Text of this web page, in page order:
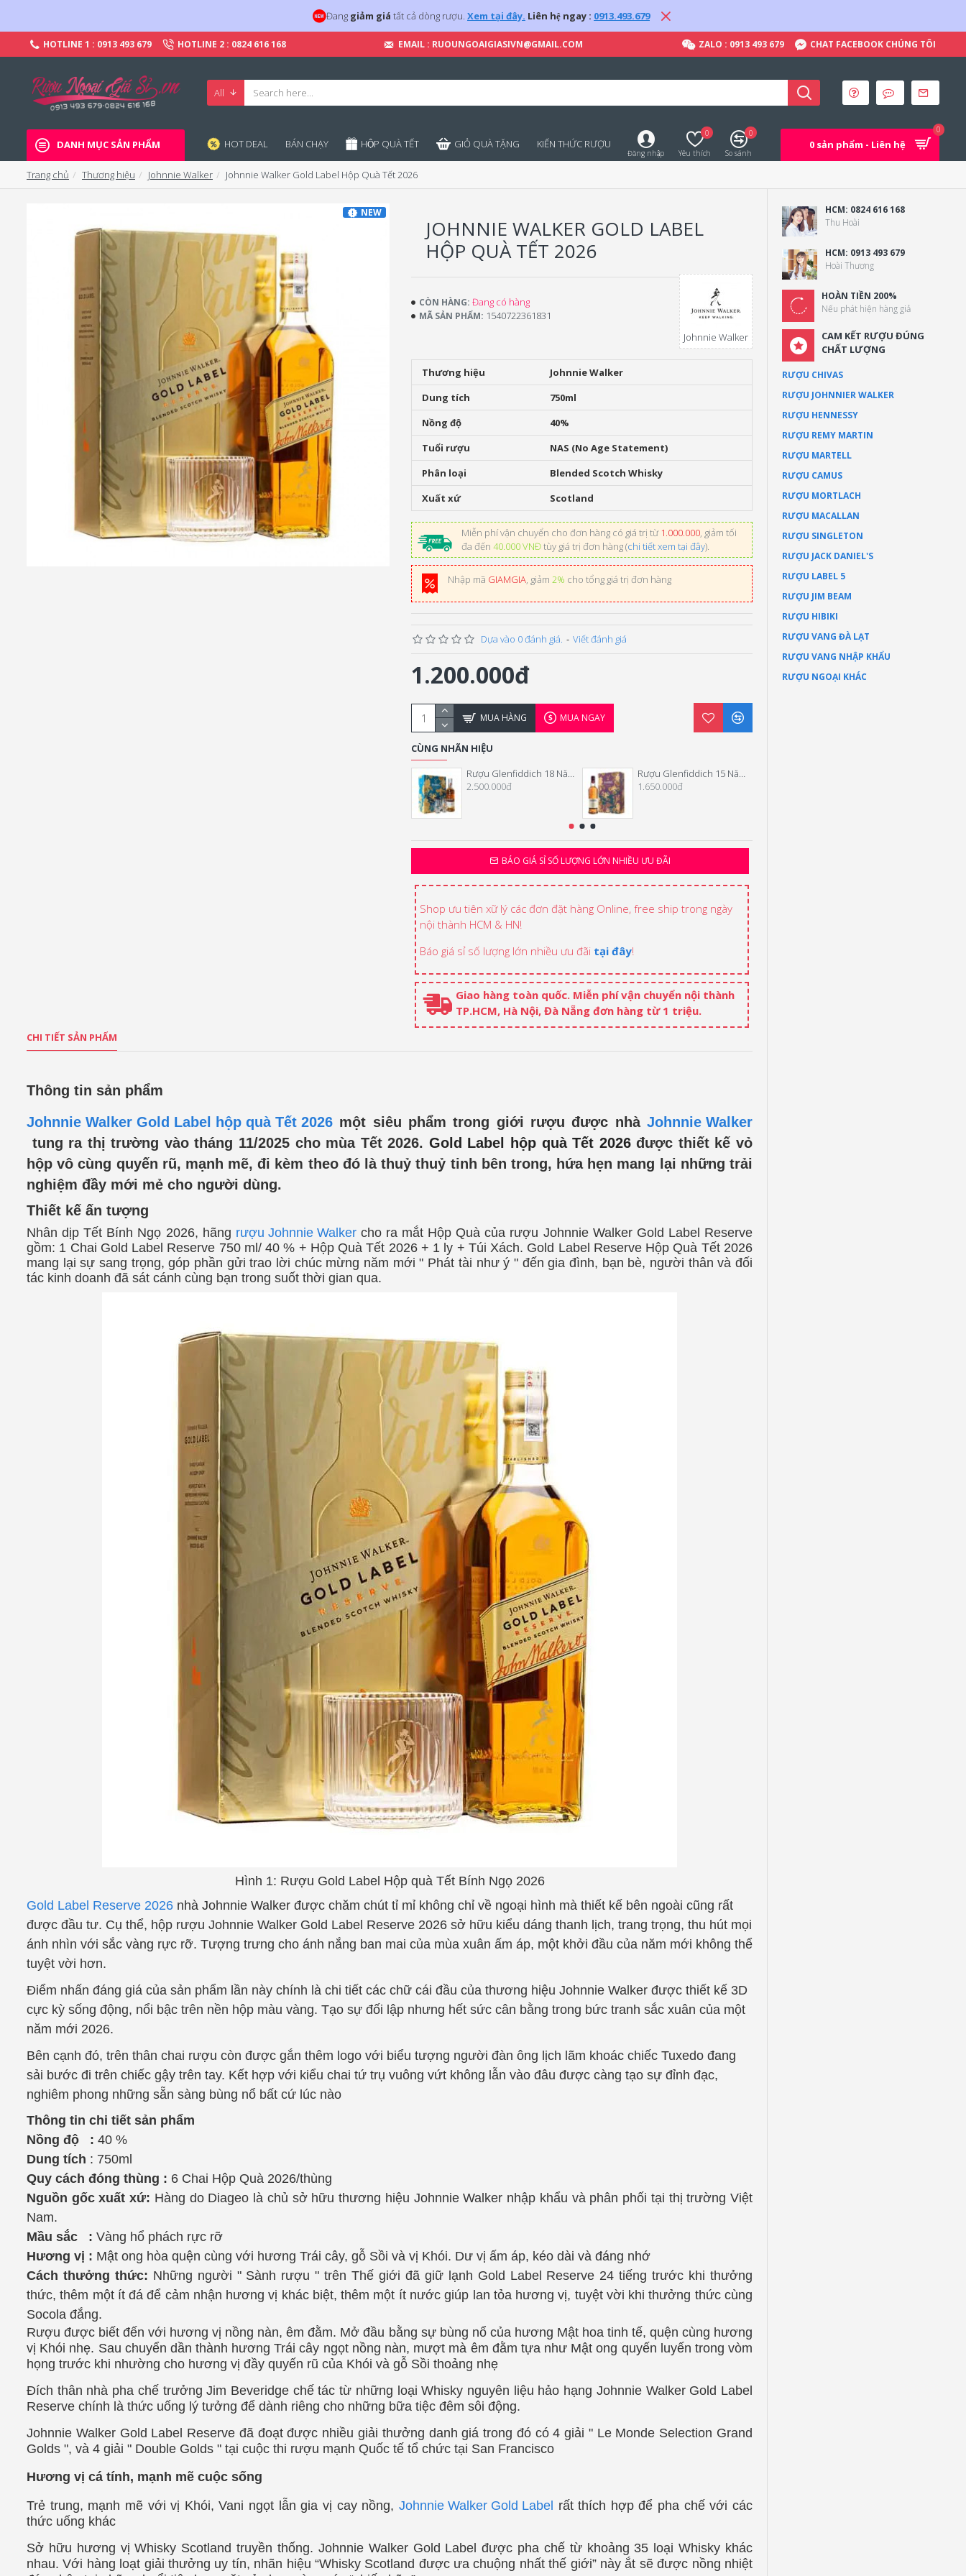
Đang giảm giá tất cả dòng rượu. Xem tại đây. Liên hệ ngay : 0913.493.679
HOTLINE 1 : 0913 493 679 HOTLINE 2 : 0824 616 168 EMAIL : RUOUNGOAIGIASIVN@GMAIL.COM ZALO : 0913 493 679 CHAT FACEBOOK CHÚNG TÔI
All
DANH MỤC SẢN PHẨM HOT DEAL BÁN CHẠY HỘP QUÀ TẾT GIỎ QUÀ TẶNG KIẾN THỨC RƯỢU
Đăng nhập Yêu thích
0
So sánh
0
0 sản phẩm - Liên hệ
0
Trang chủ Thương hiệu Johnnie Walker Johnnie Walker Gold Label Hộp Quà Tết 2026
NEW
JOHNNIE WALKER GOLD LABEL
HỘP QUÀ TẾT 2026
Thương hiệu
Johnnie Walker
Dung tích
750ml
Nồng độ
40%
Tuổi rượu
NAS (No Age Statement)
Phân loại
Blended Scotch Whisky
Xuất xứ
Scotland
Miễn phí vận chuyển cho đơn hàng có giá trị từ 1.000.000, giảm tối
đa đến 40.000 VNĐtùy giá trị đơn hàng (chi tiết xem tại đây).
Nhập mã GIAMGIA, giảm 2% cho tổng giá trị đơn hàng
CÒN HÀNG: Đang có hàng
MÃ SẢN PHẨM: 1540722361831
Johnnie Walker
Dựa vào 0 đánh giá. - Viết đánh giá
1.200.000đ
MUA HÀNG MUA NGAY
BÁO GIÁ SỈ SỐ LƯỢNG LỚN NHIỀU ƯU ĐÃI
CÙNG NHÃN HIỆU
Rượu Glenfiddich 18 Năm Hộp Quà Tết 2026
2.500.000đ
Rượu Glenfiddich 15 Năm Hộp Quà Tết 2026
1.650.000đ
Shop ưu tiên xữ lý các đơn đặt hàng Online, free ship trong ngày
nội thành HCM & HN!
Báo giá sỉ số lượng lớn nhiều ưu đãi tại đây!
Giao hàng toàn quốc. Miễn phí vận chuyển nội thành
TP.HCM, Hà Nội, Đà Nẵng đơn hàng từ 1 triệu.
CHI TIẾT SẢN PHẨM
Thông tin sản phẩm
Johnnie Walker Gold Label hộp quà Tết 2026 một siêu phẩm trong giới rượu được nhàJohnnie Walker
tung ra thị trường vào tháng 11/2025 cho mùa Tết 2026. Gold Label hộp quà Tết 2026được thiết kế vỏ
hộp vô cùng quyến rũ, mạnh mẽ, đi kèm theo đó là thuỷ thuỷ tinh bên trong, hứa hẹn mang lại những trải
nghiệm đầy mới mẻ cho người dùng.
Thiết kế ấn tượng
Nhân dịp Tết Bính Ngọ 2026, hãng rượu Johnnie Walkercho ra mắt Hộp Quà của rượu Johnnie Walker Gold Label Reserve
gồm: 1 Chai Gold Label Reserve 750 ml/ 40 % + Hộp Quà Tết 2026 + 1 ly + Túi Xách. Gold Label Reserve Hộp Quà Tết 2026
mang lại sự sang trọng, góp phần gửi trao lời chúc mừng năm mới " Phát tài như ý " đến gia đình, bạn bè, người thân và đối
tác kinh doanh đã sát cánh cùng bạn trong suốt thời gian qua.
Hình 1: Rượu Gold Label Hộp quà Tết Bính Ngọ 2026
Gold Label Reserve 2026 nhà Johnnie Walker được chăm chút tỉ mỉ không chỉ về ngoại hình mà thiết kế bên ngoài cũng rất
được đầu tư. Cụ thể, hộp rượu Johnnie Walker Gold Label Reserve 2026 sở hữu kiểu dáng thanh lịch, trang trọng, thu hút mọi
ánh nhìn với sắc vàng rực rỡ. Tượng trưng cho ánh nắng ban mai của mùa xuân ấm áp, một khởi đầu của năm mới không thể
tuyệt vời hơn.
Điểm nhấn đáng giá của sản phẩm lần này chính là chi tiết các chữ cái đầu của thương hiệu Johnnie Walker được thiết kế 3D
cực kỳ sống động, nổi bậc trên nền hộp màu vàng. Tạo sự đối lập nhưng hết sức cân bằng trong bức tranh sắc xuân của một
năm mới 2026.
Bên cạnh đó, trên thân chai rượu còn được gắn thêm logo với biểu tượng người đàn ông lịch lãm khoác chiếc Tuxedo đang
sải bước đi trên chiếc gậy trên tay. Kết hợp với kiểu chai tứ trụ vuông vứt không lẫn vào đâu được càng tạo sự đỉnh đạc,
nghiêm phong những sẵn sàng bùng nổ bất cứ lúc nào
Thông tin chi tiết sản phẩm
Nồng độ : 40 %
Dung tích : 750ml
Quy cách đóng thùng : 6 Chai Hộp Quà 2026/thùng
Nguồn gốc xuất xứ: Hàng do Diageo là chủ sở hữu thương hiệu Johnnie Walker nhập khẩu và phân phối tại thị trường Việt
Nam.
Mầu sắc : Vàng hổ phách rực rỡ
Hương vị : Mật ong hòa quện cùng với hương Trái cây, gỗ Sồi và vị Khói. Dư vị ấm áp, kéo dài và đáng nhớ
Cách thưởng thức: Những người " Sành rượu " trên Thế giới đã giữ lạnh Gold Label Reserve 24 tiếng trước khi thưởng
thức, thêm một ít đá để cảm nhận hương vị khác biệt, thêm một ít nước giúp lan tỏa hương vị, tuyệt vời khi thưởng thức cùng
Socola đắng.
Rượu được biết đến với hương vị nồng nàn, êm đằm. Mở đầu bằng sự bùng nổ của hương Mật hoa tinh tế, quện cùng hương
vị Khói nhẹ. Sau chuyển dần thành hương Trái cây ngọt nồng nàn, mượt mà êm đằm tựa như Mật ong quyến luyến trong vòm
họng trước khi nhường cho hương vị đầy quyến rũ của Khói và gỗ Sồi thoảng nhẹ
Đích thân nhà pha chế trưởng Jim Beveridge chế tác từ những loại Whisky nguyên liệu hảo hạng Johnnie Walker Gold Label
Reserve chính là thức uống lý tưởng để dành riêng cho những bữa tiệc đêm sôi động.
Johnnie Walker Gold Label Reserve đã đoạt được nhiều giải thưởng danh giá trong đó có 4 giải " Le Monde Selection Grand
Golds ", và 4 giải " Double Golds " tại cuộc thi rượu mạnh Quốc tế tổ chức tại San Francisco
Hương vị cá tính, mạnh mẽ cuộc sống
Trẻ trung, mạnh mẽ với vị Khói, Vani ngọt lẫn gia vị cay nồng, Johnnie Walker Gold Label rất thích hợp để pha chế với các
thức uống khác
Sở hữu hương vị Whisky Scotland truyền thống. Johnnie Walker Gold Label được pha chế từ khoảng 35 loại Whisky khác
nhau. Với hàng loạt giải thưởng uy tín, nhãn hiệu “Whisky Scotland được ưa chuộng nhất thế giới” này ắt sẽ được nồng nhiệt
HCM: 0824 616 168
Thu Hoài
HCM: 0913 493 679
Hoài Thương
HOÀN TIỀN 200%
Nếu phát hiện hàng giả
CAM KẾT RƯỢU ĐÚNG
CHẤT LƯỢNG
RƯỢU CHIVAS
RƯỢU JOHNNIER WALKER
RƯỢU HENNESSY
RƯỢU REMY MARTIN
RƯỢU MARTELL
RƯỢU CAMUS
RƯỢU MORTLACH
RƯỢU MACALLAN
RƯỢU SINGLETON
RƯỢU JACK DANIEL'S
RƯỢU LABEL 5
RƯỢU JIM BEAM
RƯỢU HIBIKI
RƯỢU VANG ĐÀ LẠT
RƯỢU VANG NHẬP KHẨU
RƯỢU NGOẠI KHÁC